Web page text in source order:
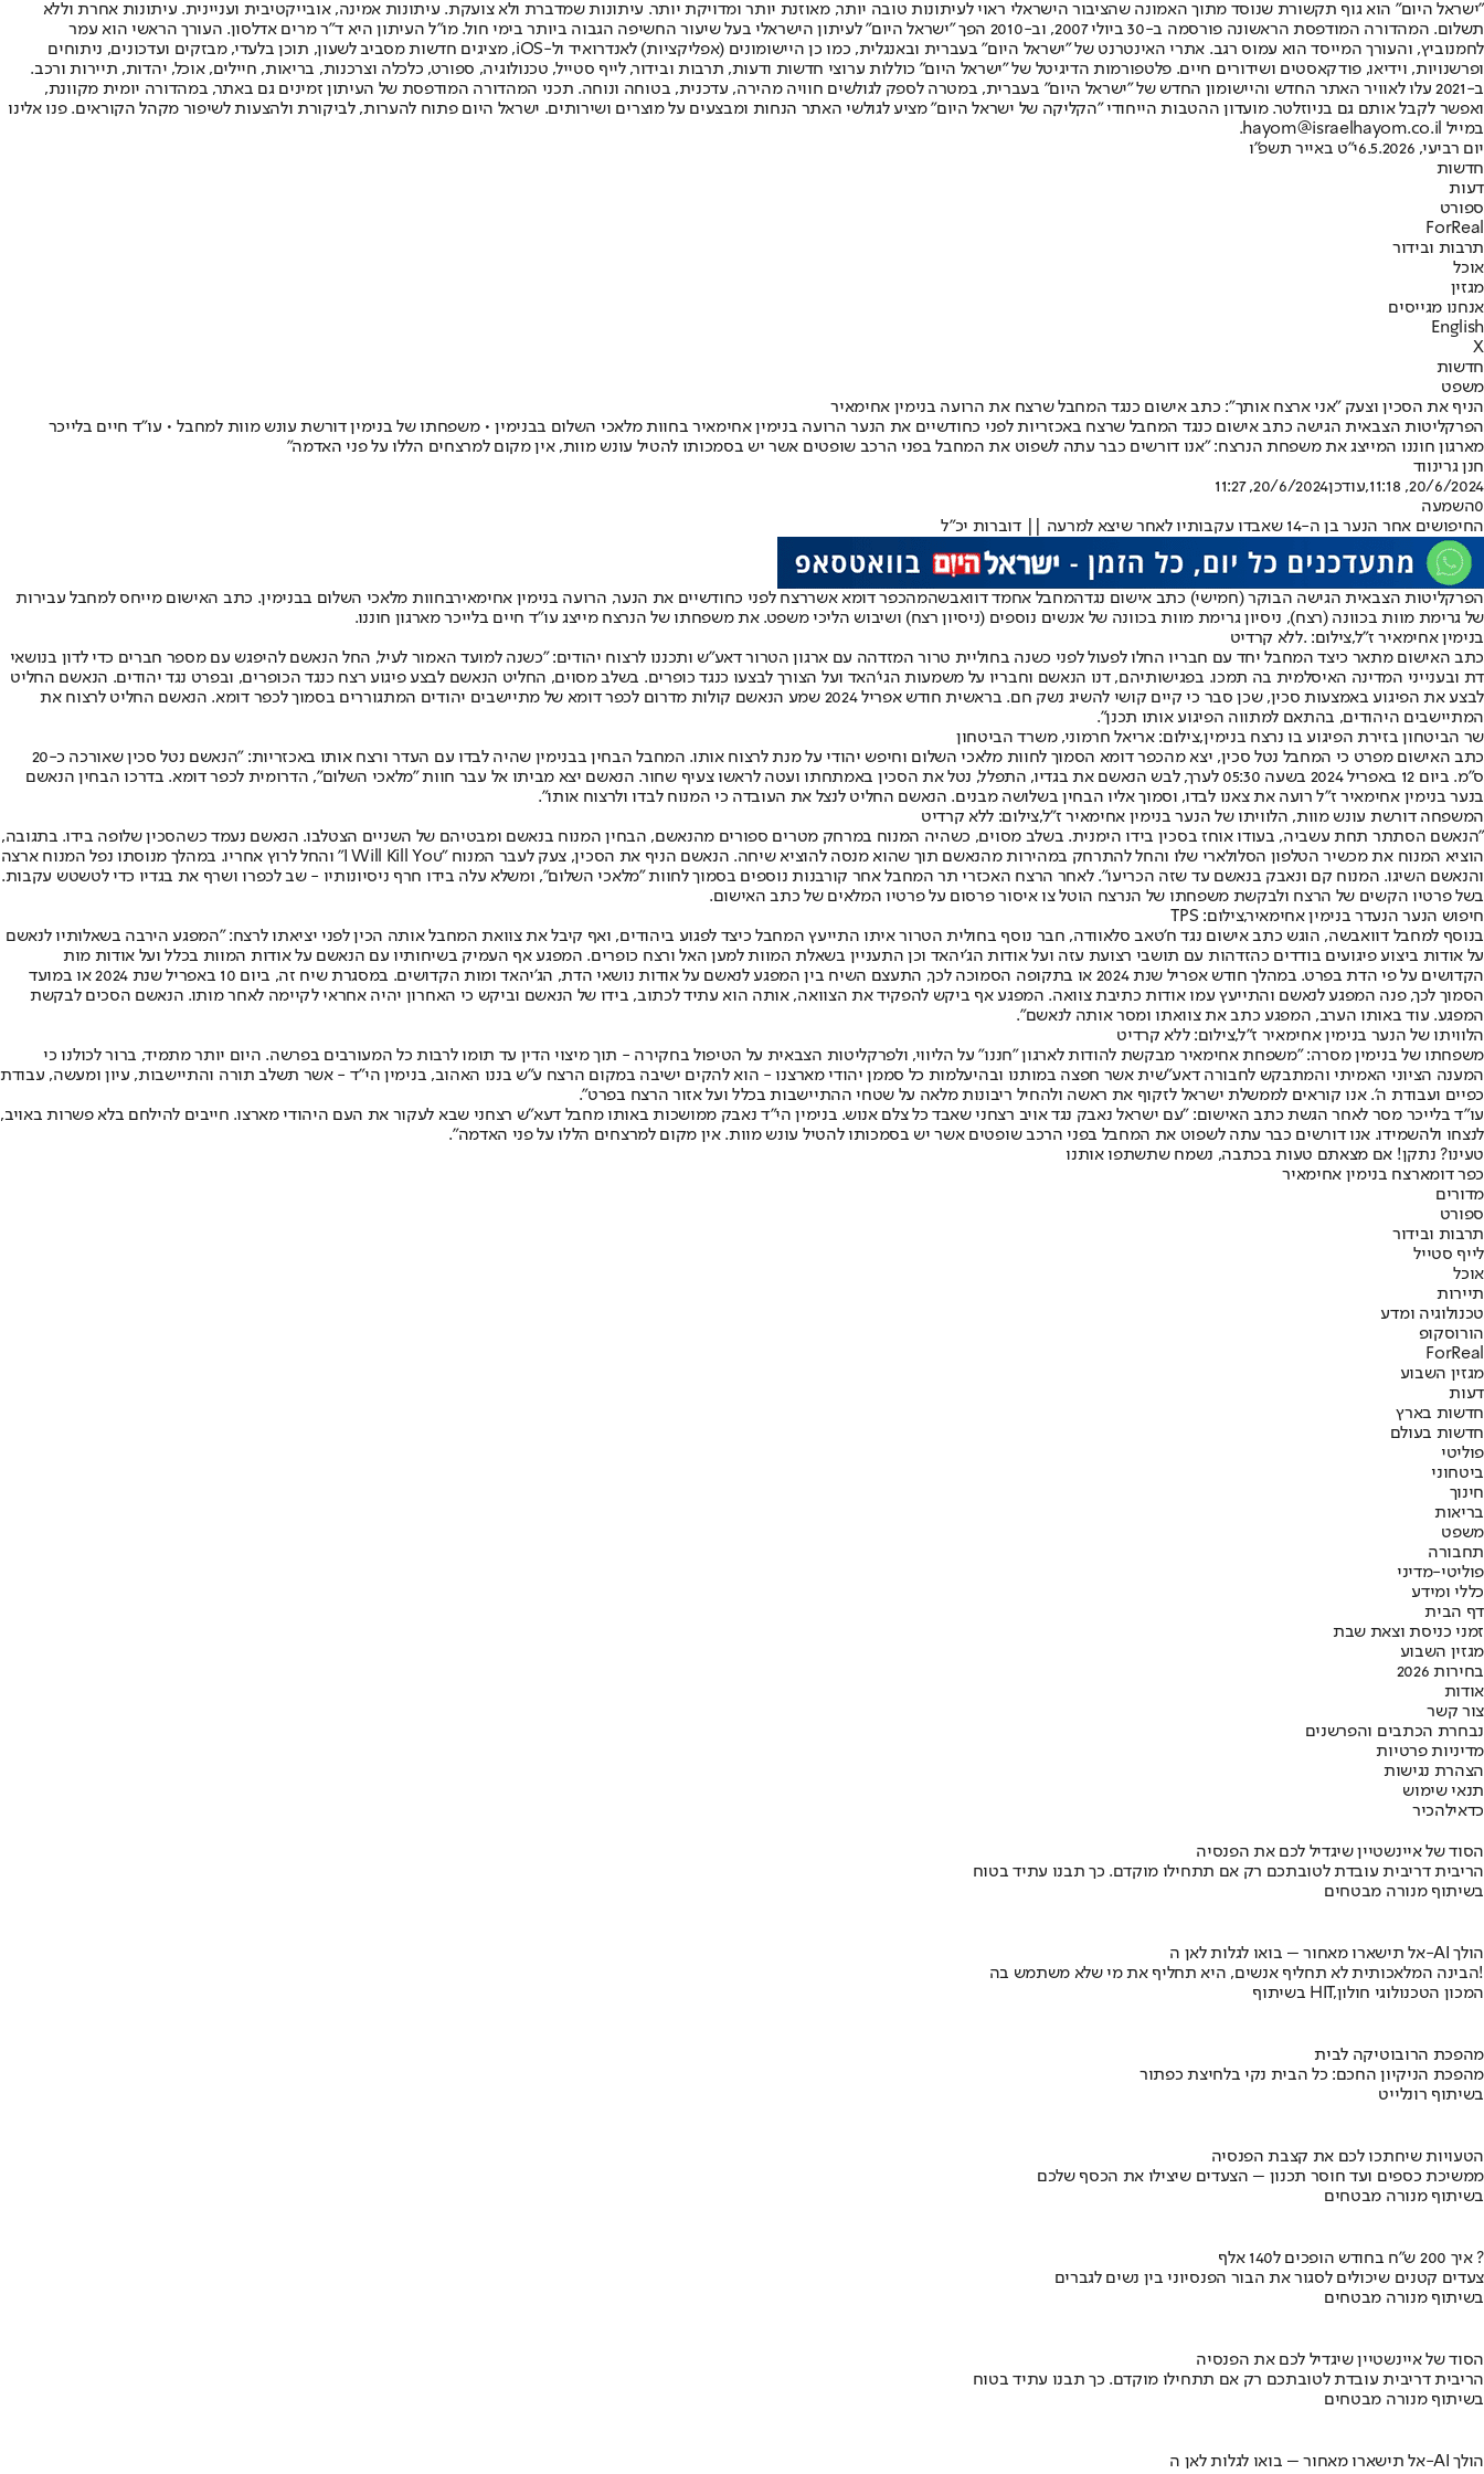
"ישראל היום" הוא גוף תקשורת שנוסד מתוך האמונה שהציבור הישראלי ראוי לעיתונות טובה יותר, מאוזנת יותר ומדויקת יותר. עיתונות שמדברת ולא צועקת. עיתונות אמינה, אובייקטיבית ועניינית. עיתונות אחרת וללא
תשלום. המהדורה המודפסת הראשונה פורסמה ב-30 ביולי 2007, וב-2010 הפך "ישראל היום" לעיתון הישראלי בעל שיעור החשיפה הגבוה ביותר בימי חול. מו"ל העיתון היא ד"ר מרים אדלסון. העורך הראשי הוא עמר
לחמנוביץ, והעורך המייסד הוא עמוס רגב. אתרי האינטרנט של "ישראל היום" בעברית ובאנגלית, כמו כן היישומונים (אפליקציות) לאנדרואיד ול-iOS, מציגים חדשות מסביב לשעון, תוכן בלעדי, מבזקים ועדכונים, ניתוחים
ופרשנויות, וידיאו, פודקאסטים ושידורים חיים. פלטפורמות הדיגיטל של "ישראל היום" כוללות ערוצי חדשות ודעות, תרבות ובידור, לייף סטייל, טכנולוגיה, ספורט, כלכלה וצרכנות, בריאות, חיילים, אוכל, יהדות, תיירות ורכב.
ב-2021 עלו לאוויר האתר החדש והיישומון החדש של "ישראל היום" בעברית, במטרה לספק לגולשים חוויה מהירה, עדכנית, בטוחה ונוחה. תכני המהדורה המודפסת של העיתון זמינים גם באתר, במהדורה יומית מקוונת,
ואפשר לקבל אותם גם בניוזלטר. מועדון ההטבות הייחודי "הקליקה של ישראל היום" מציע לגולשי האתר הנחות ומבצעים על מוצרים ושירותים. ישראל היום פתוח להערות, לביקורת ולהצעות לשיפור מקהל הקוראים. פנו אלינו
במייל hayom@israelhayom.co.il.
יום רביעי, 6.5.2026
י"ט באייר תשפ"ו
חדשות
דעות
ספורט
ForReal
תרבות ובידור
אוכל
מגזין
אנחנו מגייסים
English
X
חדשות
משפט
הניף את הסכין וצעק "אני ארצח אותך": כתב אישום כנגד המחבל שרצח את הרועה בנימין אחימאיר
הפרקליטות הצבאית הגישה כתב אישום כנגד המחבל שרצח באכזריות לפני כחודשיים את הנער הרועה בנימין אחימאיר בחוות מלאכי השלום בבנימין • משפחתו של בנימין דורשת עונש מוות למחבל • עו"ד חיים בלייכר
מארגון חוננו המייצג את משפחת הנרצח: "אנו דורשים כבר עתה לשפוט את המחבל בפני הרכב שופטים אשר יש בסמכותו להטיל עונש מוות, אין מקום למרצחים הללו על פני האדמה"
חנן גרינווד
20/6/2024, 11:18
,עודכן20/6/2024, 11:27
0השמעה
החיפושים אחר הנער בן ה-14 שאבדו עקבותיו לאחר שיצא למרעה || דוברות יכ"ל
הפרקליטות הצבאית הגישה הבוקר (חמישי) כתב אישום נגדהמחבל אחמד דוואבשהמהכפר דומא אשררצח לפני כחודשיים את הנער, הרועה בנימין אחימאירבחוות מלאכי השלום בבנימין. כתב האישום מייחס למחבל עבירות
של גרימת מוות בכוונה (רצח), ניסיון גרימת מוות בכוונה של אנשים נוספים (ניסיון רצח) ושיבוש הליכי משפט. את משפחתו של הנרצח מייצג עו"ד חיים בלייכר מארגון חוננו.
בנימין אחימאיר ז"ל,צילום: .ללא קרדיט
כתב האישום מתאר כיצד המחבל יחד עם חבריו החלו לפעול לפני כשנה בחוליית טרור המזדהה עם ארגון הטרור דאע"ש ותכננו לרצוח יהודים: "כשנה למועד האמור לעיל, החל הנאשם להיפגש עם מספר חברים כדי לדון בנושאי
דת ובענייני המדינה האיסלמית בה תמכו. בפגישותיהם, דנו הנאשם וחבריו על משמעות הגי'האד ועל הצורך לבצעו כנגד כופרים. בשלב מסוים, החליט הנאשם לבצע פיגוע רצח כנגד הכופרים, ובפרט נגד יהודים. הנאשם החליט
לבצע את הפיגוע באמצעות סכין, שכן סבר כי קיים קושי להשיג נשק חם. בראשית חודש אפריל 2024 שמע הנאשם קולות מדרום לכפר דומא של מתיישבים יהודים המתגוררים בסמוך לכפר דומא. הנאשם החליט לרצוח את
המתיישבים היהודים, בהתאם למתווה הפיגוע אותו תכנן".
שר הביטחון בזירת הפיגוע בו נרצח בנימין,צילום: אריאל חרמוני, משרד הביטחון
כתב האישום מפרט כי המחבל נטל סכין, יצא מהכפר דומא הסמוך לחוות מלאכי השלום וחיפש יהודי על מנת לרצוח אותו. המחבל הבחין בבנימין שהיה לבדו עם העדר ורצח אותו באכזריות: "הנאשם נטל סכין שאורכה כ-20
ס"מ. ביום 12 באפריל 2024 בשעה 05:30 לערך, לבש הנאשם את בגדיו, התפלל, נטל את הסכין באמתחתו ועטה לראשו צעיף שחור. הנאשם יצא מביתו אל עבר חוות "מלאכי השלום", הדרומית לכפר דומא. בדרכו הבחין הנאשם
בנער בנימין אחימאיר ז"ל רועה את צאנו לבדו, וסמוך אליו הבחין בשלושה מבנים. הנאשם החליט לנצל את העובדה כי המנוח לבדו ולרצוח אותו".
המשפחה דורשת עונש מוות, הלוויתו של הנער בנימין אחימאיר ז"ל,צילום: ללא קרדיט
"הנאשם הסתתר תחת עשביה, בעודו אוחז בסכין בידו הימנית. בשלב מסוים, כשהיה המנוח במרחק מטרים ספורים מהנאשם, הבחין המנוח בנאשם ומבטיהם של השניים הצטלבו. הנאשם נעמד כשהסכין שלופה בידו. בתגובה,
הוציא המנוח את מכשיר הטלפון הסלולארי שלו והחל להתרחק במהירות מהנאשם תוך שהוא מנסה להוציא שיחה. הנאשם הניף את הסכין, צעק לעבר המנוח "I Will Kill You" והחל לרוץ אחריו. במהלך מנוסתו נפל המנוח ארצה
והנאשם השיגו. המנוח קם ונאבק בנאשם עד שזה הכריעו". לאחר הרצח האכזרי תר המחבל אחר קורבנות נוספים בסמוך לחוות "מלאכי השלום", ומשלא עלה בידו חרף ניסיונותיו - שב לכפרו ושרף את בגדיו כדי לטשטש עקבות.
בשל פרטיו הקשים של הרצח ולבקשת משפחתו של הנרצח הוטל צו איסור פרסום על פרטיו המלאים של כתב האישום.
חיפוש הנער הנעדר בנימין אחימאיר,צילום: TPS
בנוסף למחבל דוואבשה, הוגש כתב אישום נגד ח'טאב סלאוודה, חבר נוסף בחולית הטרור איתו התייעץ המחבל כיצד לפגוע ביהודים, ואף קיבל את צוואת המחבל אותה הכין לפני יציאתו לרצח: "המפגע הירבה בשאלותיו לנאשם
על אודות ביצוע פיגועים בודדים כהזדהות עם תושבי רצועת עזה ועל אודות הג'יהאד וכן התעניין בשאלת המוות למען האל ורצח כופרים. המפגע אף העמיק בשיחותיו עם הנאשם על אודות המוות בכלל ועל אודות מות
הקדושים על פי הדת בפרט. במהלך חודש אפריל שנת 2024 או בתקופה הסמוכה לכך, התעצם השיח בין המפגע לנאשם על אודות נושאי הדת, הג'יהאד ומות הקדושים. במסגרת שיח זה, ביום 10 באפריל שנת 2024 או במועד
הסמוך לכך, פנה המפגע לנאשם והתייעץ עמו אודות כתיבת צוואה. המפגע אף ביקש להפקיד את הצוואה, אותה הוא עתיד לכתוב, בידו של הנאשם וביקש כי האחרון יהיה אחראי לקיימה לאחר מותו. הנאשם הסכים לבקשת
המפגע. עוד באותו הערב, המפגע כתב את צוואתו ומסר אותה לנאשם".
הלוויתו של הנער בנימין אחימאיר ז"ל,צילום: ללא קרדיט
משפחתו של בנימין מסרה: "משפחת אחימאיר מבקשת להודות לארגון "חננו" על הליווי, ולפרקליטות הצבאית על הטיפול בחקירה - תוך מיצוי הדין עד תומו לרבות כל המעורבים בפרשה. היום יותר מתמיד, ברור לכולנו כי
המענה הציוני האמיתי והמתבקש לחבורה דאע"שית אשר חפצה במותנו ובהיעלמות כל סממן יהודי מארצנו - הוא להקים ישיבה במקום הרצח ע"ש בננו האהוב, בנימין הי"ד - אשר תשלב תורה והתיישבות, עיון ומעשה, עבודת
כפיים ועבודת ה'. אנו קוראים לממשלת ישראל לזקוף את ראשה ולהחיל ריבונות מלאה על שטחי ההתיישבות בכלל ועל אזור הרצח בפרט".
עו"ד בלייכר מסר לאחר הגשת כתב האישום: "עם ישראל נאבק נגד אויב רצחני שאבד כל צלם אנוש. בנימין הי"ד נאבק ממושכות באותו מחבל דעא"ש רצחני שבא לעקור את העם היהודי מארצו. חייבים להילחם בלא פשרות באויב,
לנצחו ולהשמידו. אנו דורשים כבר עתה לשפוט את המחבל בפני הרכב שופטים אשר יש בסמכותו להטיל עונש מוות. אין מקום למרצחים הללו על פני האדמה".
טעינו? נתקן! אם מצאתם טעות בכתבה, נשמח שתשתפו אותנו
כפר דומארצח בנימין אחימאיר
מדורים
ספורט
תרבות ובידור
לייף סטייל
אוכל
תיירות
טכנולוגיה ומדע
הורוסקופ
ForReal
מגזין השבוע
דעות
חדשות בארץ
חדשות בעולם
פוליטי
ביטחוני
חינוך
בריאות
משפט
תחבורה
פוליטי-מדיני
כללי ומידע
דף הבית
זמני כניסת וצאת שבת
מגזין השבוע
בחירות 2026
אודות
צור קשר
נבחרת הכתבים והפרשנים
מדיניות פרטיות
הצהרת נגישות
תנאי שימוש
כדאילהכיר
הסוד של איינשטיין שיגדיל לכם את הפנסיה
הריבית דריבית עובדת לטובתכם רק אם תתחילו מוקדם. כך תבנו עתיד בטוח
בשיתוף מנורה מבטחים
אל תישארו מאחור – בואו לגלות לאן ה-AI הולך
הבינה המלאכותית לא תחליף אנשים, היא תחליף את מי שלא משתמש בה!
בשיתוף HIT,המכון הטכנולוגי חולון
מהפכת הרובוטיקה לבית
מהפכת הניקיון החכם: כל הבית נקי בלחיצת כפתור
בשיתוף רונלייט
הטעויות שיחתכו לכם את קצבת הפנסיה
ממשיכת כספים ועד חוסר תכנון – הצעדים שיצילו את הכסף שלכם
בשיתוף מנורה מבטחים
איך 200 ש"ח בחודש הופכים ל140 אלף ?
צעדים קטנים שיכולים לסגור את הבור הפנסיוני בין נשים לגברים
בשיתוף מנורה מבטחים
הסוד של איינשטיין שיגדיל לכם את הפנסיה
הריבית דריבית עובדת לטובתכם רק אם תתחילו מוקדם. כך תבנו עתיד בטוח
בשיתוף מנורה מבטחים
אל תישארו מאחור – בואו לגלות לאן ה-AI הולך